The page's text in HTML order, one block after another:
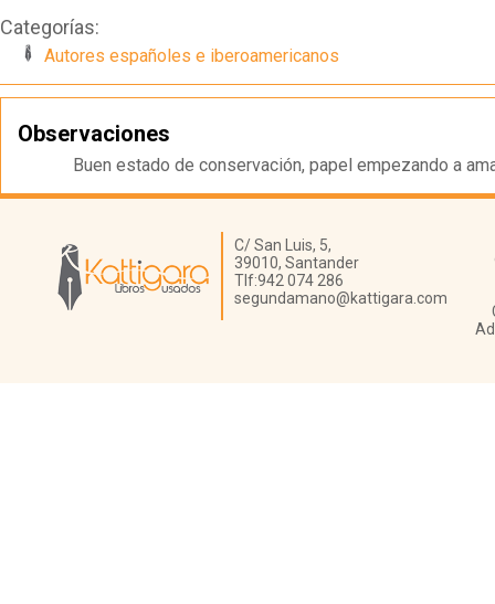
Categorías:
Autores españoles e iberoamericanos
Observaciones
Buen estado de conservación, papel empezando a
Librería Kattigara
C/ San Luis, 5,
39010, Santander
Tlf:942 074 286
segundamano@kattigara.com